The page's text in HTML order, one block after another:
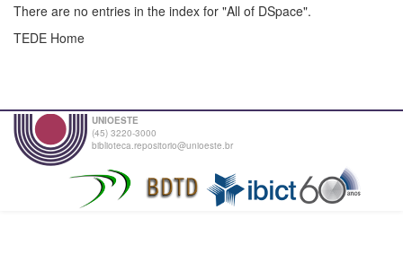
There are no entries in the index for "All of DSpace".
TEDE Home
UNIOESTE
(45) 3220-3000
biblioteca.repositorio@unioeste.br